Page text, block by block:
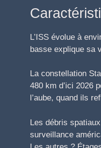
L’ISS évolue à
basse explique sa
La constellation
480 km d’ici 2026
l’aube, quand ils
Les débris
surveillance